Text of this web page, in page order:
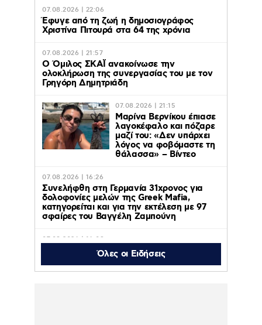
07.08.2026 | 22:06
Έφυγε από τη ζωή η δημοσιογράφος
Χριστίνα Πιτουρά στα 64 της χρόνια
07.08.2026 | 21:57
Ο Όμιλος ΣΚΑΪ ανακοίνωσε την
ολοκλήρωση της συνεργασίας του με τον
Γρηγόρη Δημητριάδη
07.08.2026 | 21:15
Μαρίνα Βερνίκου έπιασε
λαγοκέφαλο και πόζαρε
μαζί του: «Δεν υπάρχει
λόγος να φοβόμαστε τη
θάλασσα» – Βίντεο
07.08.2026 | 16:26
Συνελήφθη στη Γερμανία 31χρονος για
δολοφονίες μελών της Greek Mafia,
κατηγορείται και για την εκτέλεση με 97
σφαίρες του Βαγγέλη Ζαμπούνη
07.08.2026 | 16:09
Σέρρες: Βίντεο από τη σύγκρουση του ΙΧ
με το φορτηγό – Σε σοκ ο πατέρας που
έχασε σύζυγο και γιό – Ο οδηγός του
Όλες οι Ειδήσεις